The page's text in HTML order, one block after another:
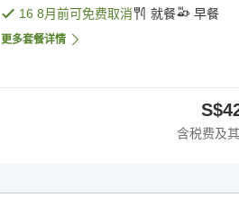
16 8月前可免费取消 就餐 早餐
更多套餐详情
含税费及